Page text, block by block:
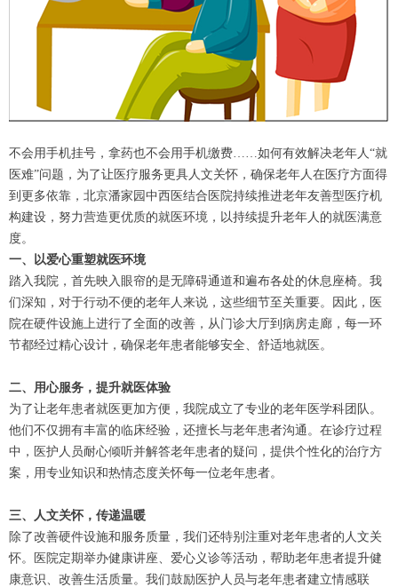
不会用手机挂号，拿药也不会用手机缴费……如何有效解决老年人“就
医难”问题，为了让医疗服务更具人文关怀，确保老年人在医疗方面得
到更多依靠，北京潘家园中西医结合医院持续推进老年友善型医疗机
构建设，努力营造更优质的就医环境，以持续提升老年人的就医满意
度。
一、以爱心重塑就医环境
踏入我院，首先映入眼帘的是无障碍通道和遍布各处的休息座椅。我
们深知，对于行动不便的老年人来说，这些细节至关重要。因此，医
院在硬件设施上进行了全面的改善，从门诊大厅到病房走廊，每一环
节都经过精心设计，确保老年患者能够安全、舒适地就医。
二、用心服务，提升就医体验
为了让老年患者就医更加方便，我院成立了专业的老年医学科团队。
他们不仅拥有丰富的临床经验，还擅长与老年患者沟通。在诊疗过程
中，医护人员耐心倾听并解答老年患者的疑问，提供个性化的治疗方
案，用专业知识和热情态度关怀每一位老年患者。
三、人文关怀，传递温暖
除了改善硬件设施和服务质量，我们还特别注重对老年患者的人文关
怀。医院定期举办健康讲座、爱心义诊等活动，帮助老年患者提升健
康意识、改善生活质量。我们鼓励医护人员与老年患者建立情感联